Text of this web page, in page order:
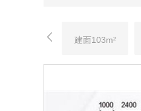
 建面103m²